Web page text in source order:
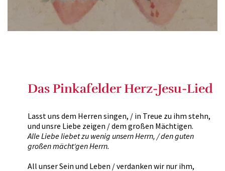
Das Pinkafelder Herz-Jesu-Lied
Lasst uns dem Herren singen, / in Treue zu ihm stehn,
und unsre Liebe zeigen / dem großen Mächtigen.
Alle Liebe Iiebet zu wenig unsern Herrn, / den guten
großen mächt‘gen Herrn.
All unser Sein und Leben / verdanken wir nur ihm,